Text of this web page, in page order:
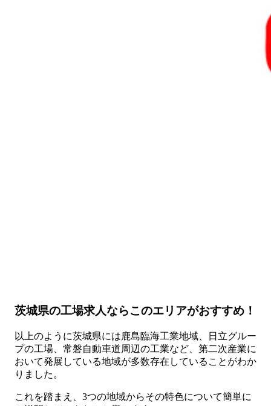
茨城県の工場求人ならこのエリアがおすすめ！
以上のように茨城県には鹿島臨海工業地域、日立グルー
プの工場、常磐自動車道周辺の工業など、第二次産業に
おいて発展している地域が多数存在していることがわか
りました。
これを踏まえ、3つの地域からその特色について簡単に